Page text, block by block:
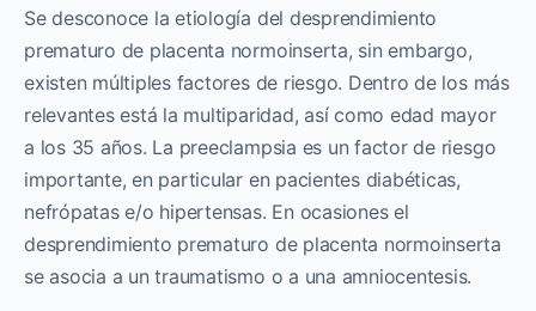
Se desconoce la etiología del desprendimiento
prematuro de placenta normoinserta, sin embargo,
existen múltiples factores de riesgo. Dentro de los más
relevantes está la multiparidad, así como edad mayor
a los 35 años. La preeclampsia es un factor de riesgo
importante, en particular en pacientes diabéticas,
nefrópatas e/o hipertensas. En ocasiones el
desprendimiento prematuro de placenta normoinserta
se asocia a un traumatismo o a una amniocentesis.